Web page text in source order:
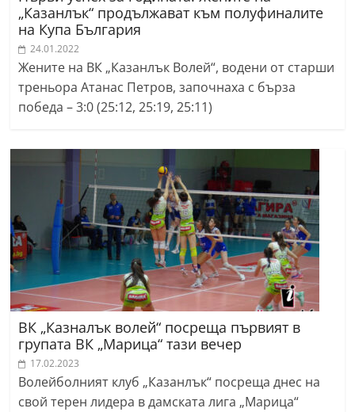
„Казанлък“ продължават към полуфиналите
на Купа България
24.01.2022
Жените на ВК „Казанлък Волей“, водени от старши
треньора Атанас Петров, започнаха с бърза
победа – 3:0 (25:12, 25:19, 25:11)
ВК „Казналък волей“ посреща първият в
групата ВК „Марица“ тази вечер
17.02.2023
Волейболният клуб „Казанлък“ посреща днес на
свой терен лидера в дамската лига „Марица“